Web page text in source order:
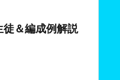
徒＆編成例解説